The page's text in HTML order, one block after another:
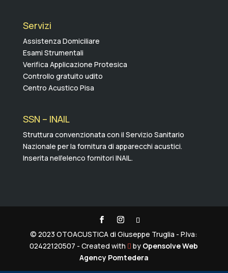
Servizi
Assistenza Domiciliare
Esami Strumentali
Verifica Applicazione Protesica
Controllo gratuito udito
Centro Acustico Pisa
SSN – INAIL
Struttura convenzionata con il Servizio Sanitario
Nazionale per la fornitura di apparecchi acustici.
Inserita nell’elenco fornitori INAIL.
© 2023 OTOACUSTICA di Giuseppe Truglia - P.Iva:
02422120507 - Created with  by OpensolveWeb
Agency Pomtedera